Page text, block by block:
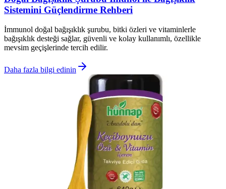
Sistemini Güçlendirme Rehberi
İmmunol doğal bağışıklık şurubu, bitki özleri ve vitaminlerle
bağışıklık desteği sağlar, güvenli ve kolay kullanımlı, özellikle
mevsim geçişlerinde tercih edilir.
Daha fazla bilgi edinin